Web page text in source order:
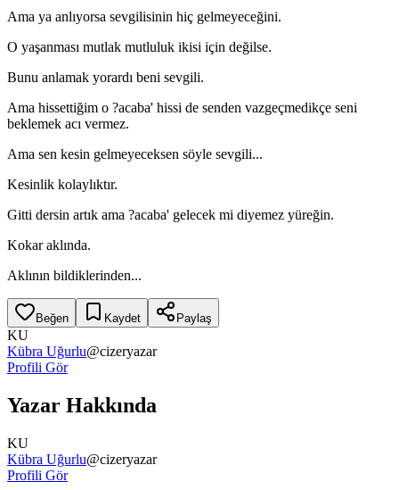
Ama ya anlıyorsa sevgilisinin hiç gelmeyeceğini.
O yaşanması mutlak mutluluk ikisi için değilse.
Bunu anlamak yorardı beni sevgili.
Ama hissettiğim o ?acaba' hissi de senden vazgeçmedikçe seni
beklemek acı vermez.
Ama sen kesin gelmeyeceksen söyle sevgili...
Kesinlik kolaylıktır.
Gitti dersin artık ama ?acaba' gelecek mi diyemez yüreğin.
Kokar aklında.
Aklının bildiklerinden...
Beğen Kaydet Paylaş
KU
Kübra Uğurlu@cizeryazar
Profili Gör
Yazar Hakkında
KU
Kübra Uğurlu@cizeryazar
Profili Gör